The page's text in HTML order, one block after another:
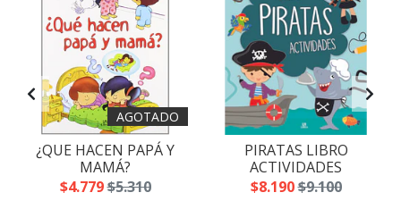
AGOTADO
¿QUE HACEN PAPÁ Y
MAMÁ?
$4.779$5.310
PIRATAS LIBRO
ACTIVIDADES
$8.190$9.100